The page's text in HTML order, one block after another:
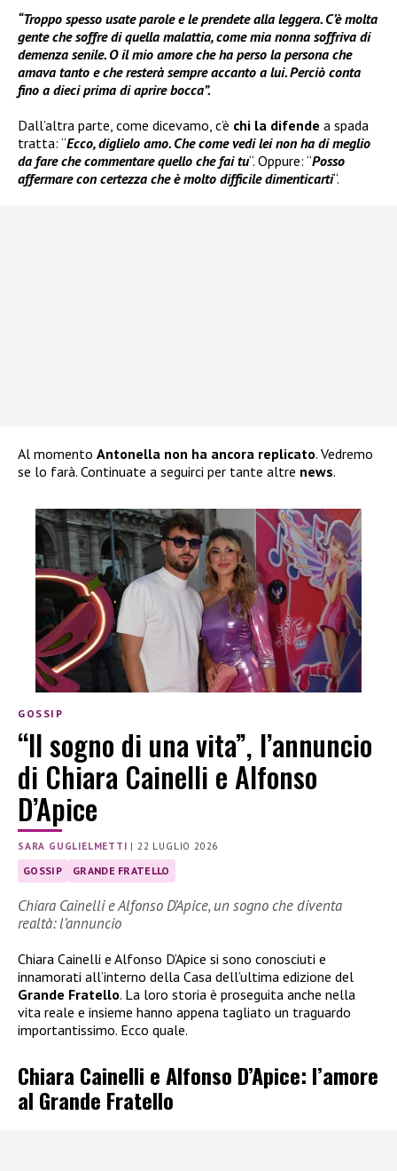
“Troppo spesso usate parole e le prendete alla leggera. C’è molta
gente che soffre di quella malattia, come mia nonna soffriva di
demenza senile. O il mio amore che ha perso la persona che
amava tanto e che resterà sempre accanto a lui. Perciò conta
fino a dieci prima di aprire bocca”.
Dall’altra parte, come dicevamo, c’è chi la difende a spada
tratta: “Ecco, diglielo amo. Che come vedi lei non ha di meglio
da fare che commentare quello che fai tu“. Oppure: “Posso
affermare con certezza che è molto difficile dimenticarti“.
Al momento Antonella non ha ancora replicato. Vedremo
se lo farà. Continuate a seguirci per tante altre news.
GOSSIP
“Il sogno di una vita”, l’annuncio
di Chiara Cainelli e Alfonso
D’Apice
SARA GUGLIELMETTI | 22 LUGLIO 2026
GOSSIP GRANDE FRATELLO
Chiara Cainelli e Alfonso D’Apice, un sogno che diventa
realtà: l’annuncio
Chiara Cainelli e Alfonso D’Apice si sono conosciuti e
innamorati all’interno della Casa dell’ultima edizione del
Grande Fratello. La loro storia è proseguita anche nella
vita reale e insieme hanno appena tagliato un traguardo
importantissimo. Ecco quale.
Chiara Cainelli e Alfonso D’Apice: l’amore
al Grande Fratello